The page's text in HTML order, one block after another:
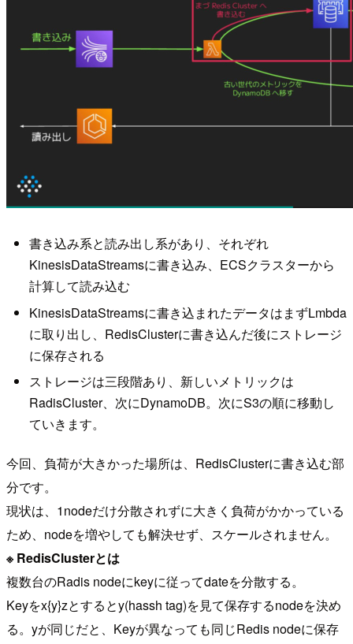
書き込み系と読み出し系があり、それぞれ
KinesisDataStreamsに書き込み、ECSクラスターから
計算して読み込む
KinesisDataStreamsに書き込まれたデータはまずLmbda
に取り出し、RedisClusterに書き込んだ後にストレージ
に保存される
ストレージは三段階あり、新しいメトリックは
RadisCluster、次にDynamoDB。次にS3の順に移動し
ていきます。
今回、負荷が大きかった場所は、RedisClusterに書き込む部
分です。
現状は、1nodeだけ分散されずに大きく負荷がかかっている
ため、nodeを増やしても解決せず、スケールされません。
※ RedisClusterとは
複数台のRadis nodeにkeyに従ってdateを分散する。
Keyをx{y}zとするとy(hassh tag)を見て保存するnodeを決め
る。yが同じだと、Keyが異なっても同じRedis nodeに保存